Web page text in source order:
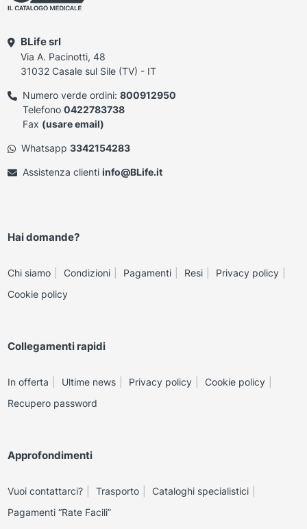
BLife srl
Via A. Pacinotti, 48
31032 Casale sul Sile (TV) - IT
Numero verde ordini: 800912950
Telefono 0422783738
Fax (usare email)
Whatsapp 3342154283
Assistenza clienti info@BLife.it
Hai domande?
Chi siamo Condizioni Pagamenti Resi
Privacy policy
Cookie policy
Collegamenti rapidi
In offerta Ultime news Privacy policy
Cookie policy
Recupero password
Approfondimenti
Vuoi contattarci? Trasporto
Cataloghi specialistici
Pagamenti “Rate Facili”